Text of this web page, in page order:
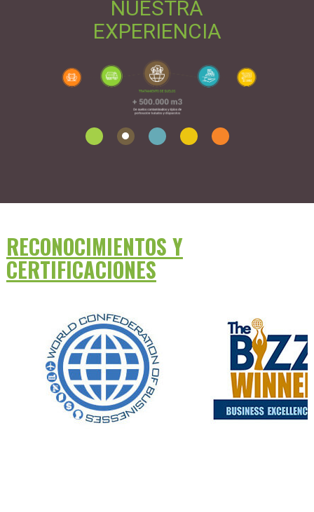
NUESTRA
EXPERIENCIA
RECONOCIMIENTOS Y
CERTIFICACIONES